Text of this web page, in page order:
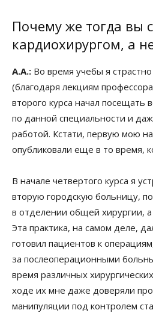
Почему же тогда вы
кардиохирургом, а
А.А.: Во время учебы я
(благодаря лекциям
второго курса начал посещать
по данной специальности и
работой. Кстати, первую мою
опубликовали еще в то время,
В начале четвертого курса я
вторую городскую больницу,
в отделении общей хирургии, а
Эта практика, на самом деле,
готовил пациентов к
за послеоперационными
время различных
ходе их мне даже доверяли
манипуляции под контролем